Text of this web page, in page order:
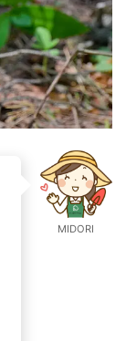
MIDORI